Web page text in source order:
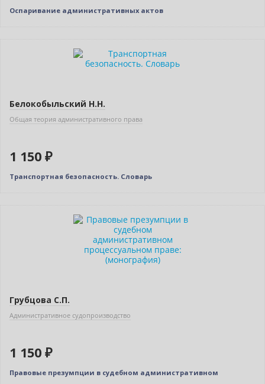
Оспаривание административных актов
Белокобыльский Н.Н.
Общая теория административного права
1 150 ₽
Транспортная безопасность. Словарь
Грубцова С.П.
Административное судопроизводство
1 150 ₽
Правовые презумпции в судебном административном